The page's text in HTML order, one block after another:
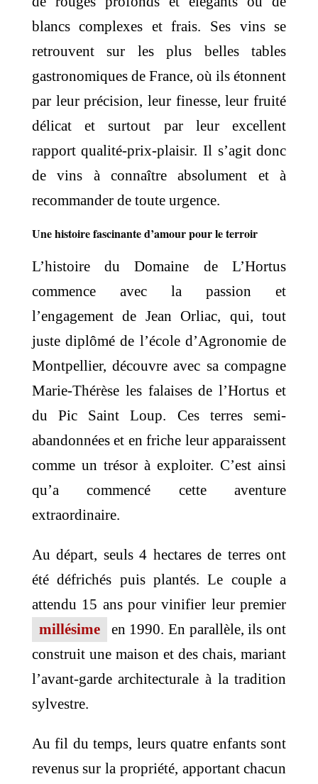
blancs complexes et frais. Ses vins se
retrouvent sur les plus belles tables
gastronomiques de France, où ils étonnent
par leur précision, leur finesse, leur fruité
délicat et surtout par leur excellent
rapport qualité-prix-plaisir. Il s’agit donc
de vins à connaître absolument et à
recommander de toute urgence.
Une histoire fascinante d’amour pour le terroir
L’histoire du Domaine de L’Hortus
commence avec la passion et
l’engagement de Jean Orliac, qui, tout
juste diplômé de l’école d’Agronomie de
Montpellier, découvre avec sa compagne
Marie-Thérèse les falaises de l’Hortus et
du Pic Saint Loup. Ces terres semi-
abandonnées et en friche leur apparaissent
comme un trésor à exploiter. C’est ainsi
qu’a commencé cette aventure
extraordinaire.
Au départ, seuls 4 hectares de terres ont
été défrichés puis plantés. Le couple a
attendu 15 ans pour vinifier leur premier
millésime
en 1990. En parallèle, ils ont
construit une maison et des chais, mariant
l’avant-garde architecturale à la tradition
sylvestre.
Au fil du temps, leurs quatre enfants sont
revenus sur la propriété, apportant chacun